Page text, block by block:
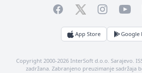
FacebookTwitterInstagram
App Store Google
Copyright 2000-2026 InterSoft d.o.o. Sarajevo.
zadržana. Zabranjeno preuzimanje sadržaja